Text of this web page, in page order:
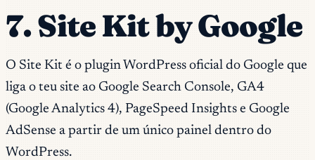
7. Site Kit by Google
O Site Kit é o plugin WordPress oficial do Google que
liga o teu site ao Google Search Console, GA4
(Google Analytics 4), PageSpeed Insights e Google
AdSense a partir de um único painel dentro do
WordPress.